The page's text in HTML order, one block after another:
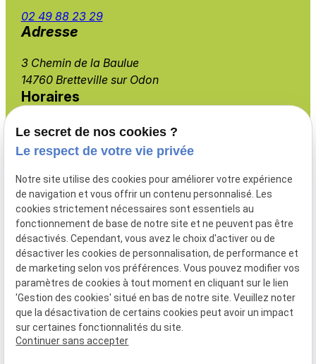
02 49 88 23 29
Adresse
3 Chemin de la Baulue
14760 Bretteville sur Odon
Horaires
Lundi - Vendredi
08:00 - 19:00
Menuiserie extérieure
Aménagement intérieur
Isolation
Nos produits
Nos réalisations
Mentions légales
Le secret de nos cookies ?
Le respect de votre vie privée
Notre site utilise des cookies pour améliorer votre expérience
de navigation et vous offrir un contenu personnalisé. Les
cookies strictement nécessaires sont essentiels au
fonctionnement de base de notre site et ne peuvent pas être
désactivés. Cependant, vous avez le choix d'activer ou de
désactiver les cookies de personnalisation, de performance et
de marketing selon vos préférences. Vous pouvez modifier vos
paramètres de cookies à tout moment en cliquant sur le lien
'Gestion des cookies' situé en bas de notre site. Veuillez noter
que la désactivation de certains cookies peut avoir un impact
sur certaines fonctionnalités du site.
Continuer sans accepter